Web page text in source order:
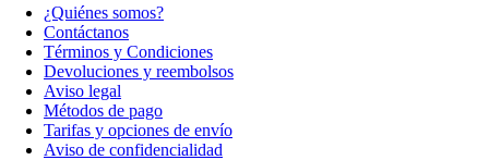
¿Quiénes somos?
Contáctanos
Términos y Condiciones
Devoluciones y reembolsos
Aviso legal
Métodos de pago
Tarifas y opciones de envío
Aviso de confidencialidad